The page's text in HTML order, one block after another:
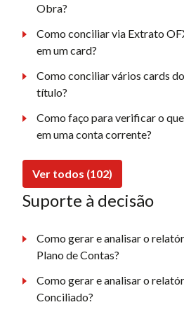
Obra?
Como conciliar via Extrato
em um card?
Como conciliar vários cards
título?
Como faço para verificar o
em uma conta corrente?
Ver todos (102)
Suporte à decisão
Como gerar e analisar o
Plano de Contas?
Como gerar e analisar o
Conciliado?